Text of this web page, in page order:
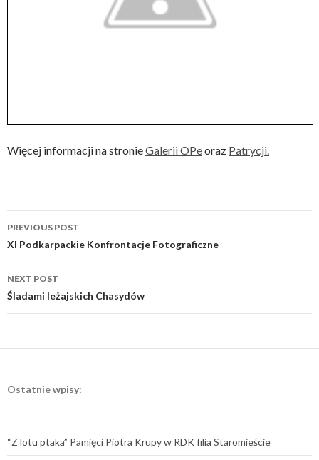
Więcej informacji na stronieGalerii OPeoraz Patrycji.
Post
navigation
PREVIOUS POST
XI Podkarpackie Konfrontacje Fotograficzne
NEXT POST
Śladami leżajskich Chasydów
Ostatnie wpisy:
“Z lotu ptaka” Pamięci Piotra Krupy w RDK filia Staromieście